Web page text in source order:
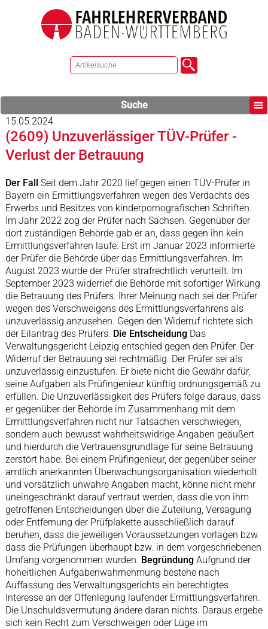
Suche
15.05.2024
(2609) Unzuverlässiger TÜV-Prüfer -
Verlust der Betrauung
Der Fall Seit dem Jahr 2020 lief gegen einen TÜV-Prüfer in
Bayern ein Ermittlungsverfahren wegen des Verdachts des
Erwerbs und Besitzes von kinderpornografischen Schriften.
Im Jahr 2022 zog der Prüfer nach Sachsen. Gegenüber der
dort zuständigen Behörde gab er an, dass gegen ihn kein
Ermittlungsverfahren laufe. Erst im Januar 2023 informierte
der Prüfer die Behörde über das Ermittlungsverfahren. Im
August 2023 wurde der Prüfer strafrechtlich verurteilt. Im
September 2023 widerrief die Behörde mit sofortiger Wirkung
die Betrauung des Prüfers. Ihrer Meinung nach sei der Prüfer
wegen des Verschweigens des Ermittlungsverfahrens als
unzuverlässig anzusehen. Gegen den Widerruf richtete sich
der Eilantrag des Prüfers. Die EntscheidungDas
Verwaltungsgericht Leipzig entschied gegen den Prüfer. Der
Widerruf der Betrauung sei rechtmäßig. Der Prüfer sei als
unzuverlässig einzustufen. Er biete nicht die Gewähr dafür,
seine Aufgaben als Prüfingenieur künftig ordnungsgemäß zu
erfüllen. Die Unzuverlässigkeit des Prüfers folge daraus, dass
er gegenüber der Behörde im Zusammenhang mit dem
Ermittlungsverfahren nicht nur Tatsachen verschwiegen,
sondern auch bewusst wahrheitswidrige Angaben geäußert
und hierdurch die Vertrauensgrundlage für seine Betrauung
zerstört habe. Bei einem Prüfingenieur, der gegenüber seiner
amtlich anerkannten Überwachungsorganisation wiederholt
und vorsätzlich unwahre Angaben macht, könne nicht mehr
uneingeschränkt darauf vertraut werden, dass die von ihm
getroffenen Entscheidungen über die Zuteilung, Versagung
oder Entfernung der Prüfplakette ausschließlich darauf
beruhen, dass die jeweiligen Voraussetzungen vorlagen bzw.
dass die Prüfungen überhaupt bzw. in dem vorgeschriebenen
Umfang vorgenommen wurden. Begründung Aufgrund der
hoheitlichen Aufgabenwahrnehmung bestehe nach
Auffassung des Verwaltungsgerichts ein berechtigtes
Interesse an der Offenlegung laufender Ermittlungsverfahren.
Die Unschuldsvermutung ändere daran nichts. Daraus ergebe
sich kein Recht zum Verschweigen oder Lüge im